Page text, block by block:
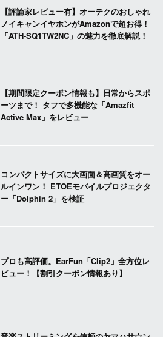
【評論家レビュー有】オーテクのおしゃれ
ノイキャンイヤホンがAmazonで超お得！
「ATH-SQ1TW2NC」の魅力を徹底解説！
【期間限定クーポン情報も】日常からスポ
ーツまで！ タフで多機能な「Amazfit
Active Max」をレビュー
コンパクトサイズに大画面＆高画質をオー
ルインワン！ ETOEモバイルプロジェクタ
ー「Dolphin 2」を検証
プロも高評価。EarFun「Clip2」全方位レ
ビュー！【割引クーポン情報あり】